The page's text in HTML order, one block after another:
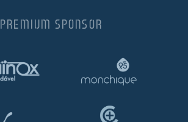
PREMIUM SPONSOR